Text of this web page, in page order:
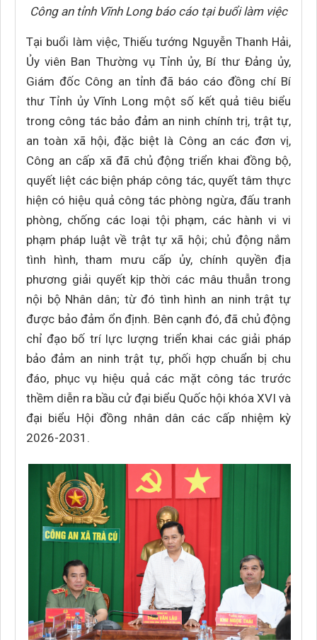
Công an tỉnh Vĩnh Long báo cáo tại buổi làm việc
Tại buổi làm việc, Thiếu tướng Nguyễn Thanh Hải,
Ủy viên Ban Thường vụ Tỉnh ủy, Bí thư Đảng ủy,
Giám đốc Công an tỉnh đã báo cáo đồng chí Bí
thư Tỉnh ủy Vĩnh Long một số kết quả tiêu biểu
trong công tác bảo đảm an ninh chính trị, trật tự,
an toàn xã hội, đặc biệt là Công an các đơn vị,
Công an cấp xã đã chủ động triển khai đồng bộ,
quyết liệt các biện pháp công tác, quyết tâm thực
hiện có hiệu quả công tác phòng ngừa, đấu tranh
phòng, chống các loại tội phạm, các hành vi vi
phạm pháp luật về trật tự xã hội; chủ động nắm
tình hình, tham mưu cấp ủy, chính quyền địa
phương giải quyết kịp thời các mâu thuẫn trong
nội bộ Nhân dân; từ đó tình hình an ninh trật tự
được bảo đảm ổn định. Bên cạnh đó, đã chủ động
chỉ đạo bố trí lực lượng triển khai các giải pháp
bảo đảm an ninh trật tự, phối hợp chuẩn bị chu
đáo, phục vụ hiệu quả các mặt công tác trước
thềm diễn ra bầu cử đại biểu Quốc hội khóa XVI và
đại biểu Hội đồng nhân dân các cấp nhiệm kỳ
2026-2031.